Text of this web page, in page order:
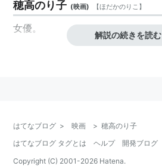
穂高のり子 (映画) 【ほだかのりこ 】
女優。
解説の続きを読む
はてなブログ > 映画 > 穂高のり子
はてなブログ タグとは
ヘルプ 開発ブログ
Copyright (C) 2001-2026 Hatena.